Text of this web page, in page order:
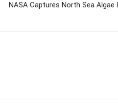
NASA Captures North Sea Algae